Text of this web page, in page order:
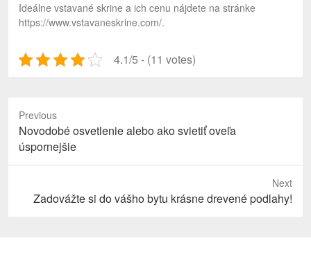
Ideálne vstavané skrine a ich cenu nájdete na stránke
https://www.vstavaneskrine.com/.
4.1/5 - (11 votes)
Previous
Previous
post:
Novodobé osvetlenie alebo ako svietiť oveľa
úspornejšie
Next
NextZadovážte si do vášho bytu krásne drevené podlahy!